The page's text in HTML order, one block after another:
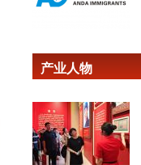
产业人物